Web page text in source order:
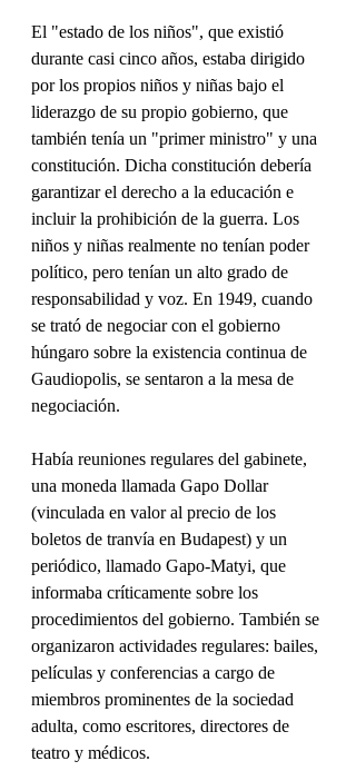
El "estado de los niños", que existió
durante casi cinco años, estaba dirigido
por los propios niños y niñas bajo el
liderazgo de su propio gobierno, que
también tenía un "primer ministro" y una
constitución. Dicha constitución debería
garantizar el derecho a la educación e
incluir la prohibición de la guerra. Los
niños y niñas realmente no tenían poder
político, pero tenían un alto grado de
responsabilidad y voz. En 1949, cuando
se trató de negociar con el gobierno
húngaro sobre la existencia continua de
Gaudiopolis, se sentaron a la mesa de
negociación.
Había reuniones regulares del gabinete,
una moneda llamada Gapo Dollar
(vinculada en valor al precio de los
boletos de tranvía en Budapest) y un
periódico, llamado Gapo-Matyi, que
informaba críticamente sobre los
procedimientos del gobierno. También se
organizaron actividades regulares: bailes,
películas y conferencias a cargo de
miembros prominentes de la sociedad
adulta, como escritores, directores de
teatro y médicos.